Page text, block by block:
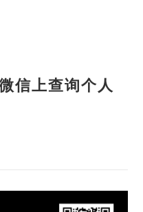
信上查询个人